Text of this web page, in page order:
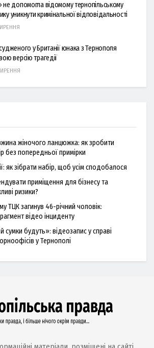
не допомогла відомому тернопільському
уникнути кримінальної відповідальності
у Британії юнака з Тернополя
версію трагедії
жіночого ланцюжка: як зробити
без попередньої примірки
як зібрати набір, щоб усім сподобалося
приміщення для бізнесу та
ризики?
ТЦК загинув 46-річний чоловік:
відео інциденту
будуть»: відеозапис у справі
у Тернополі